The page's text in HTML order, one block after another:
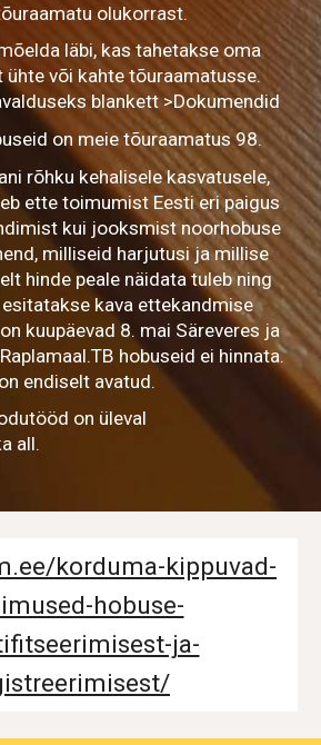
olukorrast.
läbi, kas tahetakse oma
ühte või kahte tõuraamatusse.
blankett >Dokumendid
on meie tõuraamatus 98.
rõhku kehalisele kasvatusele,
ette toimumist Eesti eri paigus
kui jooksmist noorhobuse
milliseid harjutusi ja millise
hinde peale näidata tuleb ning
kava ettekandmise
kuupäevad 8. mai Säreveres ja
hobuseid ei hinnata.
endiselt avatud.
on üleval
all.
korduma-kippuvad-
hobuse-
ja-